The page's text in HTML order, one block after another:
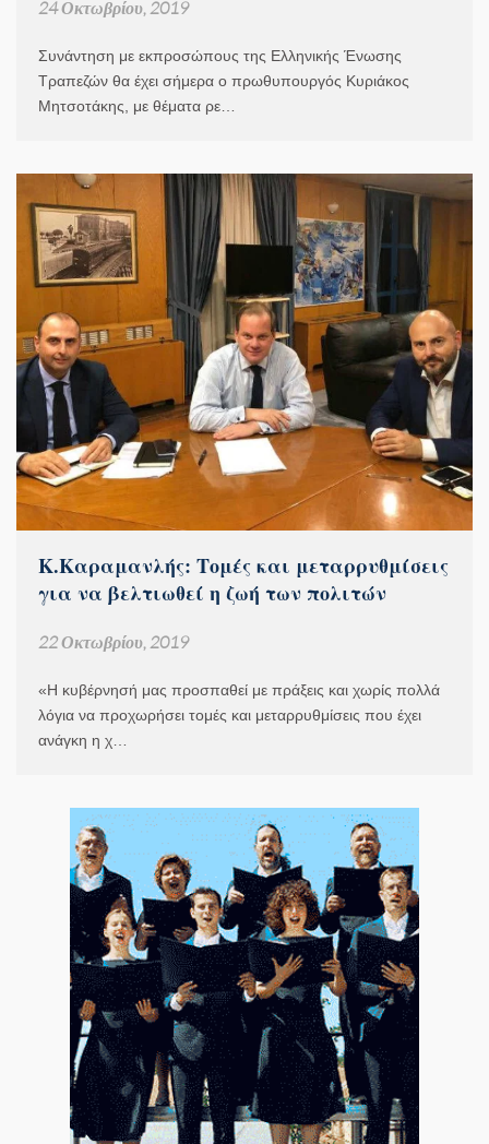
24 Οκτωβρίου, 2019
Συνάντηση με εκπροσώπους της Ελληνικής Ένωσης
Τραπεζών θα έχει σήμερα ο πρωθυπουργός Κυριάκος
Μητσοτάκης, με θέματα ρε…
Κ.Καραμανλής: Τομές και μεταρρυθμίσεις
για να βελτιωθεί η ζωή των πολιτών
22 Οκτωβρίου, 2019
«Η κυβέρνησή μας προσπαθεί με πράξεις και χωρίς πολλά
λόγια να προχωρήσει τομές και μεταρρυθμίσεις που έχει
ανάγκη η χ…